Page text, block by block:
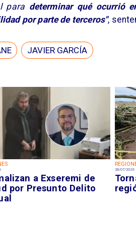
a Exseremi de
por Presunto Delito
28/07/2026
para determinar qué ocurrió
por parte de terceros",
JAVIER GARCÍA